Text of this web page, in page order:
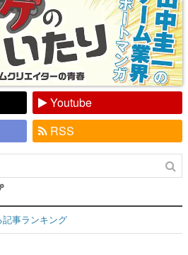
Youtube
RSS
事ランキング